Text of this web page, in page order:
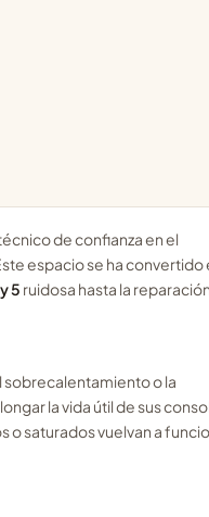
de confianza en el
espacio se ha convertido
5 ruidosa hasta la
sobrecalentamiento o la
la vida útil de sus
o saturados vuelvan a